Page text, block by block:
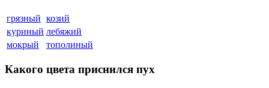
грязный козий
куриный лебяжий
мокрый
тополиный
Какого цвета приснился пух